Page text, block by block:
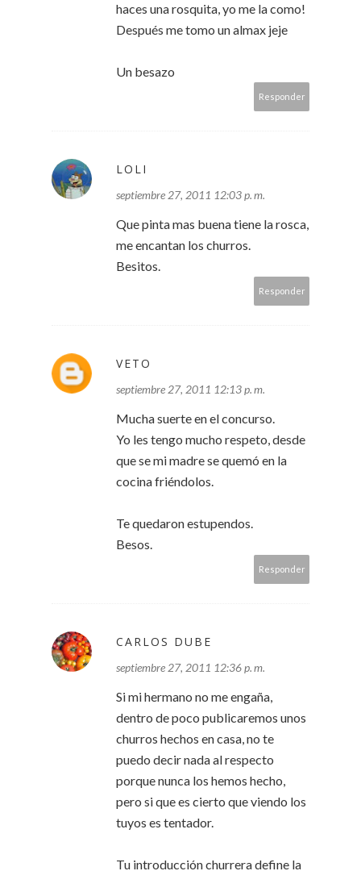
haces una rosquita, yo me la como!
Después me tomo un almax jeje
Un besazo
Responder
LOLI
septiembre 27, 2011 12:03 p. m.
Que pinta mas buena tiene la rosca,
me encantan los churros.
Besitos.
Responder
VETO
septiembre 27, 2011 12:13 p. m.
Mucha suerte en el concurso.
Yo les tengo mucho respeto, desde
que se mi madre se quemó en la
cocina friéndolos.
Te quedaron estupendos.
Besos.
Responder
CARLOS DUBE
septiembre 27, 2011 12:36 p. m.
Si mi hermano no me engaña,
dentro de poco publicaremos unos
churros hechos en casa, no te
puedo decir nada al respecto
porque nunca los hemos hecho,
pero si que es cierto que viendo los
tuyos es tentador.
Tu introducción churrera define la